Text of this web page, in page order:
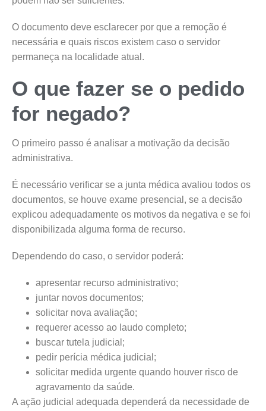
O documento deve esclarecer por que a remoção é
necessária e quais riscos existem caso o servidor
permaneça na localidade atual.
O que fazer se o pedido
for negado?
O primeiro passo é analisar a motivação da decisão
administrativa.
É necessário verificar se a junta médica avaliou todos os
documentos, se houve exame presencial, se a decisão
explicou adequadamente os motivos da negativa e se foi
disponibilizada alguma forma de recurso.
Dependendo do caso, o servidor poderá:
apresentar recurso administrativo;
juntar novos documentos;
solicitar nova avaliação;
requerer acesso ao laudo completo;
buscar tutela judicial;
pedir perícia médica judicial;
solicitar medida urgente quando houver risco de
agravamento da saúde.
A ação judicial adequada dependerá da necessidade de